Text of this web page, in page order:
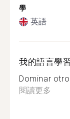
學
英語
我的語言學
Dominar
閱讀更多